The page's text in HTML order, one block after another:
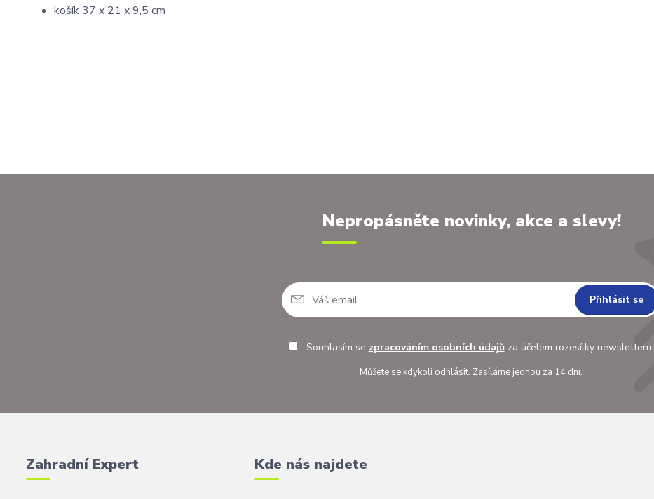
košík 37 x 21 x 9,5 cm
Nepropásněte novinky, akce a slevy!
Přihlásit se
Souhlasím se zpracováním osobních údajůza účelem rozesílky newsletteru.
Můžete se kdykoli odhlásit. Zasíláme jednou za 14 dní.
Zahradní Expert Kde nás najdete